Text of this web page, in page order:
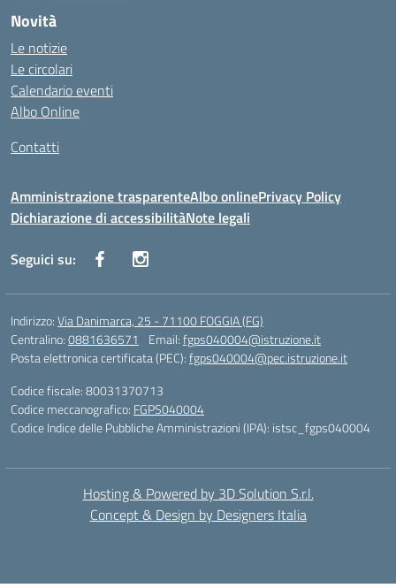
Novità
Le notizie
Le circolari
Calendario eventi
Albo Online
Contatti
Amministrazione trasparenteAlbo onlinePrivacy Policy
Dichiarazione di accessibilitàNote legali
Seguici su:
Indirizzo:Via Danimarca, 25 - 71100 FOGGIA (FG)
Centralino:0881636571 Email:fgps040004@istruzione.it
Posta elettronica certificata (PEC):fgps040004@pec.istruzione.it
Codice fiscale: 80031370713
Codice meccanografico: FGPS040004
Codice Indice delle Pubbliche Amministrazioni (IPA): istsc_fgps040004
Hosting & Powered by 3D Solution S.r.l.
Concept & Design by Designers Italia